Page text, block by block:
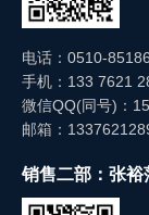
电话：0510-
手机：133 7621
微信QQ(同号)：
邮箱：
销售二部：张裕